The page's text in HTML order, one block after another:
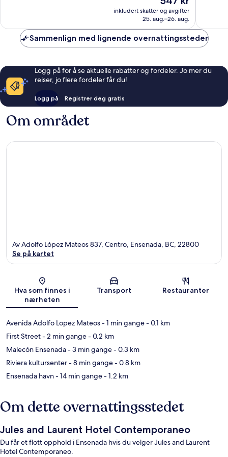
547 kr
inkludert skatter og avgifter
25. aug.–26. aug.
Sammenlign med lignende overnattingssteder
Logg på for å se aktuelle rabatter og fordeler. Jo mer du
reiser, jo flere fordeler får du!
Logg på Registrer deg gratis
Om området
Kart
Av Adolfo López Mateos 837, Centro, Ensenada, BC, 22800
Se på kartet
Hva som finnes i
nærheten
Transport Restauranter
Avenida Adolfo Lopez Mateos- 1 min gange- 0.1 km
First Street- 2 min gange- 0.2 km
Malecón Ensenada- 3 min gange- 0.3 km
Riviera kultursenter- 8 min gange- 0.8 km
Ensenada havn- 14 min gange- 1.2 km
Om dette overnattingsstedet
Jules and Laurent Hotel Contemporaneo
Du får et flott opphold i Ensenada hvis du velger Jules and Laurent
Hotel Contemporaneo.